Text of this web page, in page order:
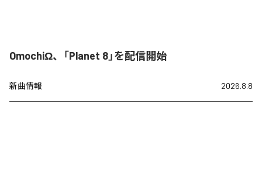
OmochiΩ、「Planet 8」を配信開始
新曲情報 2026.8.8